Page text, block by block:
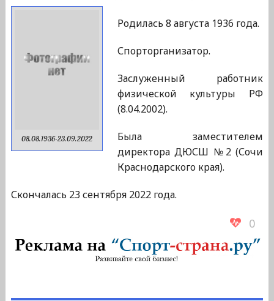
08.08.1936-23.09.2022
Родилась 8 августа 1936 года.
Спорторганизатор.
Заслуженный работник
физической культуры РФ
(8.04.2002).
Была заместителем
директора ДЮСШ №2 (Сочи
Краснодарского края).
Скончалась 23 сентября 2022 года.
0